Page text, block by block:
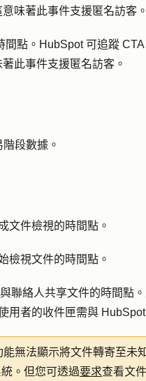
味著此事件支援匿名訪客。
間點。HubSpot 可追蹤
此事件支援匿名訪客。
階段數據。
文件檢視的時間點。
檢視文件的時間點。
聯絡人共享文件的時間點
用者的收件匣需與 HubSpot
無法顯示將文件轉寄至未
。但您可透過要求查看文件